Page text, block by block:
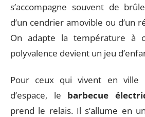
s’accompagne souvent de
d’un cendrier amovible ou d’un
On adapte la température à
polyvalence devient un jeu
Pour ceux qui vivent en ville
d’espace, le barbecue
prend le relais. Il s’allume en